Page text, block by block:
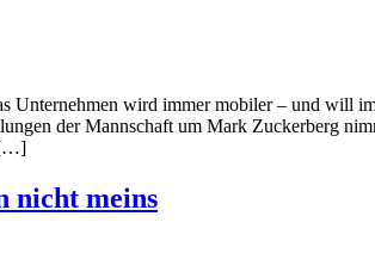
wird immer mobiler – und will
der Mannschaft um Mark Zuckerberg
[…]
nicht meins